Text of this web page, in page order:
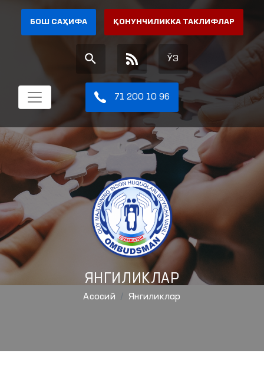
БОШ САҲИФА ҚОНУНЧИЛИККА ТАКЛИФЛАР
ЎЗ
71 200 10 96
ЯНГИЛИКЛАР
Aсосий Янгиликлар